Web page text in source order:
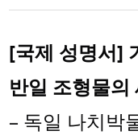
[국제 성명서]
반일 조형물
– 독일 나치박